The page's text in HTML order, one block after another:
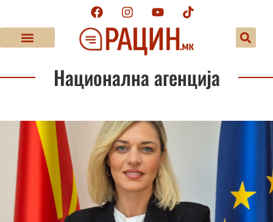
Национална агенција